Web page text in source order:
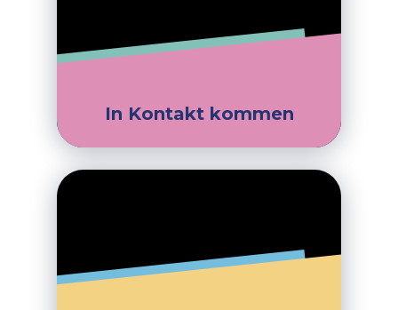
In Kontakt kommen